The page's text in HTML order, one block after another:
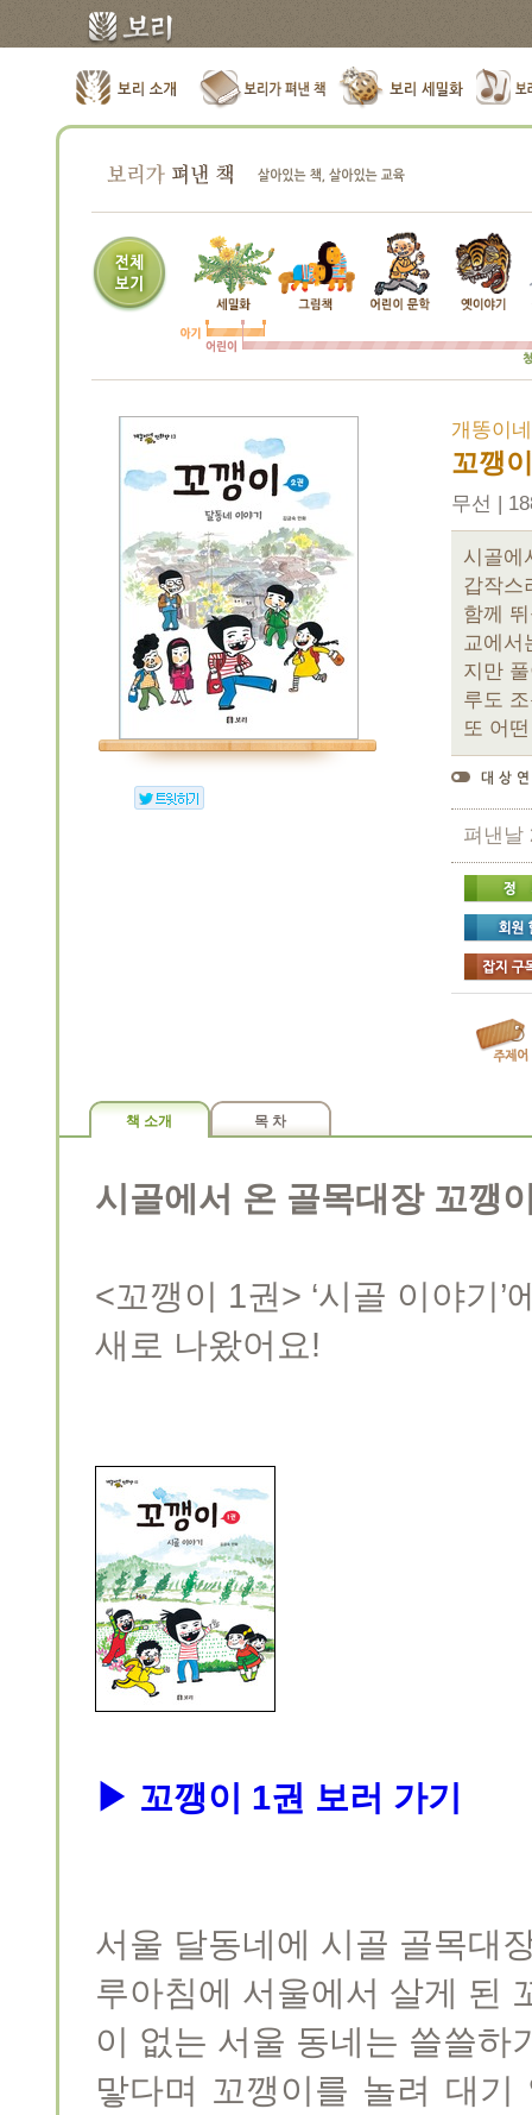
개똥이
꼬깽
무선 |
시골에
갑작
함께
교에서
지만
루도
또 어
펴낸날
책 소개 목 차
시골에서 온 골목대장 꼬깽
<꼬깽이 1권> ‘시골 이야기
새로 나왔어요!
▶ 꼬깽이 1권 보러 가기
서울 달동네에 시골 골목대
루아침에 서울에서 살게 된
이 없는 서울 동네는 쓸쓸하
맣다며 꼬깽이를 놀려 대